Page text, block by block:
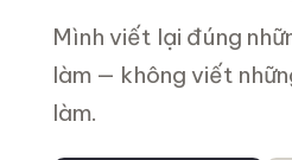
Mình viết lại đúng
làm — không viết
làm.